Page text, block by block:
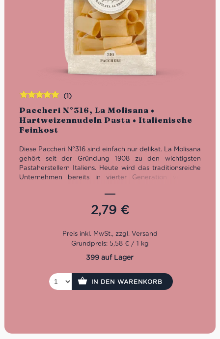
Paccheri N°316, La Molisana •
Hartweizennudeln Pasta • Italienische
Feinkost
(1)
Diese Paccheri N°316 sind einfach nur delikat. La Molisana
gehört seit der Gründung 1908 zu den wichtigsten
Pastaherstellern Italiens. Heute wird das traditionsreiche
Unternehmen bereits in vierter Generation von der
Kochzeit: 12 Minuten2,79 €
Bewertet
mit5.00von
5
Grundpreis: 5,58 € / 1 kg
399 auf Lager
IN DEN WARENKORB